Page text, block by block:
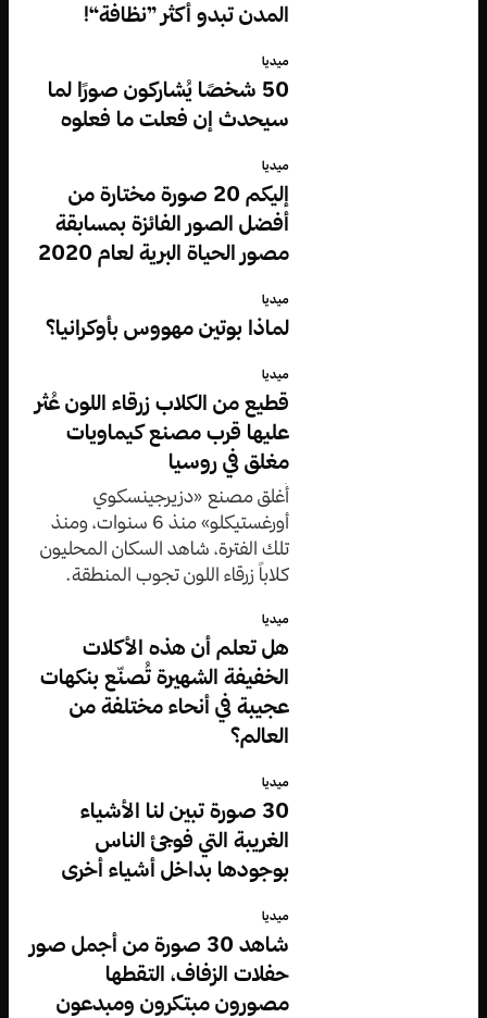
المدن تبدو أكثر ”نظافة“!
ميديا
50 شخصًا يُشاركون صورًا لما
سيحدث إن فعلت ما فعلوه
ميديا
إليكم 20 صورة مختارة من
أفضل الصور الفائزة بمسابقة
مصور الحياة البرية لعام 2020
ميديا
لماذا بوتين مهووس بأوكرانيا؟
ميديا
قطيع من الكلاب زرقاء اللون عُثر
عليها قرب مصنع كيماويات
مغلق في روسيا
أُغلق مصنع «دزيرجينسكوي
أورغستيكلو» منذ 6 سنوات، ومنذ
تلك الفترة، شاهد السكان المحليون
كلاباً زرقاء اللون تجوب المنطقة.
ميديا
هل تعلم أن هذه الأكلات
الخفيفة الشهيرة تُصنّع بنكهات
عجيبة في أنحاء مختلفة من
العالم؟
ميديا
30 صورة تبين لنا الأشياء
الغريبة التي فوجئ الناس
بوجودها بداخل أشياء أخرى
ميديا
شاهد 30 صورة من أجمل صور
حفلات الزفاف، التقطها
مصورون مبتكرون ومبدعون